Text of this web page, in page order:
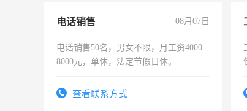
电话销售 08月07日
电话销售50名，男女不限，月工资4000-
8000元，单休，法定节假日休。
查看联系方式